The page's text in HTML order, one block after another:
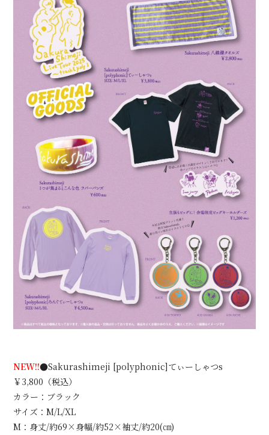
NEW!!●Sakurashimeji [polyphonic]てぃーしゃつs
￥3,800（税込）
カラー：ブラック
サイズ：M/L/XL
M：身丈/約69×身幅/約52×袖丈/約20(㎝)